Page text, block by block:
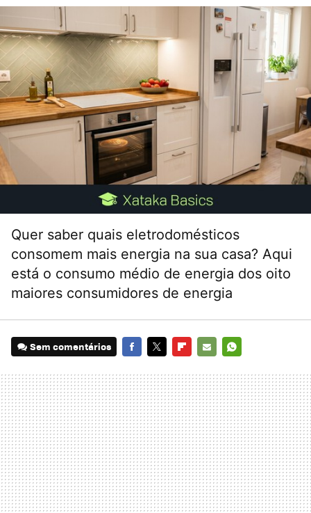
Quer saber quais eletrodomésticos
consomem mais energia na sua casa? Aqui
está o consumo médio de energia dos oito
maiores consumidores de energia
Sem comentários
MAIL